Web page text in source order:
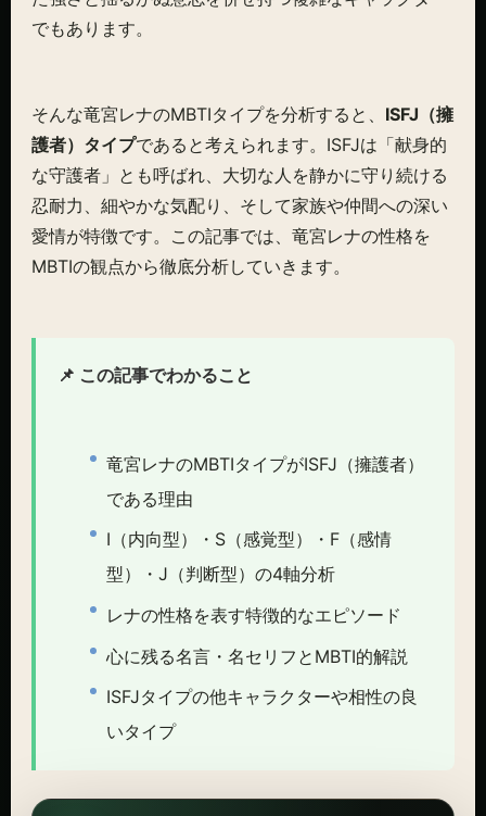
でもあります。
そんな竜宮レナのMBTIタイプを分析すると、 ISFJ（擁
護者）タイプであると考えられます。ISFJは「献身的
な守護者」とも呼ばれ、大切な人を静かに守り続ける
忍耐力、細やかな気配り、そして家族や仲間への深い
愛情が特徴です。この記事では、竜宮レナの性格を
MBTIの観点から徹底分析していきます。
📌 この記事でわかること
竜宮レナのMBTIタイプがISFJ（擁護者）
である理由
I（内向型）・S（感覚型）・F（感情
型）・J（判断型）の4軸分析
レナの性格を表す特徴的なエピソード
心に残る名言・名セリフとMBTI的解説
ISFJタイプの他キャラクターや相性の良
いタイプ